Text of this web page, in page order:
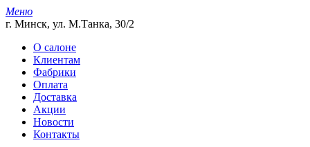
Меню
г. Минск, ул. М.Танка, 30/2
О салоне
Клиентам
Фабрики
Оплата
Доставка
Акции
Новости
Контакты